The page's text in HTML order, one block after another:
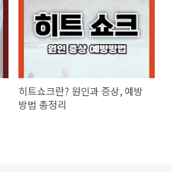
히트쇼크란? 원인과 증상, 예방
방법 총정리